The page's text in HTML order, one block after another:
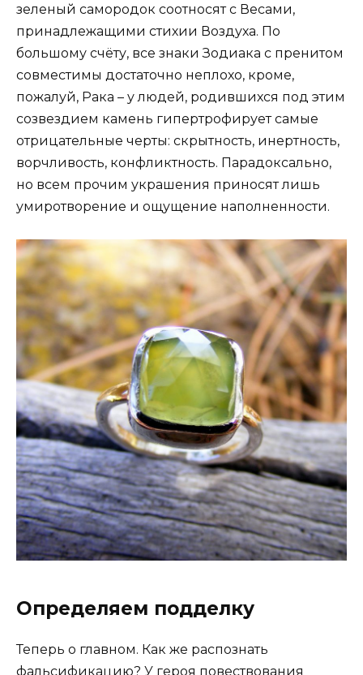
зеленый самородок соотносят с Весами,
принадлежащими стихии Воздуха. По
большому счёту, все знаки Зодиака с пренитом
совместимы достаточно неплохо, кроме,
пожалуй, Рака – у людей, родившихся под этим
созвездием камень гипертрофирует самые
отрицательные черты: скрытность, инертность,
ворчливость, конфликтность. Парадоксально,
но всем прочим украшения приносят лишь
умиротворение и ощущение наполненности.
Определяем подделку
Теперь о главном. Как же распознать
фальсификацию? У героя повествования